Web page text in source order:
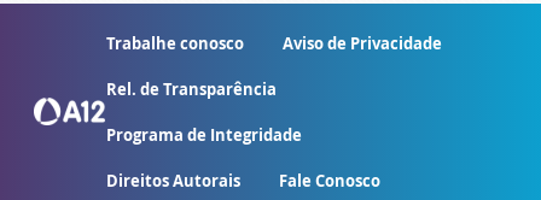
Trabalhe conosco Aviso de Privacidade
Rel. de Transparência
Programa de Integridade
Direitos Autorais Fale Conosco